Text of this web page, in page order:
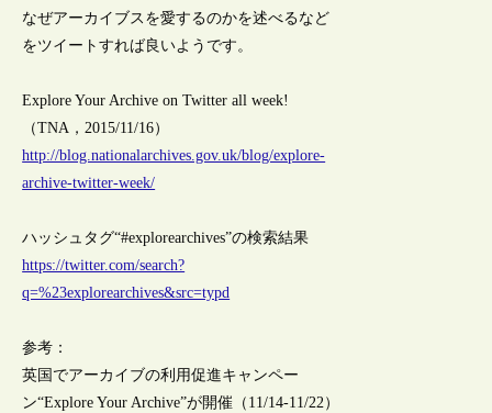
なぜアーカイブスを愛するのかを述べるなど
をツイートすれば良いようです。
Explore Your Archive on Twitter all week!
（TNA，2015/11/16）
http://blog.nationalarchives.gov.uk/blog/explore-
archive-twitter-week/
ハッシュタグ“#explorearchives”の検索結果
https://twitter.com/search?
q=%23explorearchives&src=typd
参考：
英国でアーカイブの利用促進キャンペー
ン“Explore Your Archive”が開催（11/14-11/22）